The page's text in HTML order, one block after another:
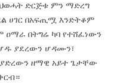
ህወሓት ድርጅቱ ምን ማድረግ
ሀገር በአፍጢሟ እንድትቆም
በትግሬ ካባ የተሸፈነውን
ያደረውን ሆዳሙን፣
ዘማዊ አይተ ጌታቸው